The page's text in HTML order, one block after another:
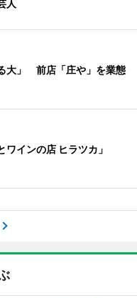
人
大」 前店「庄や」を業態
ワインの店 ヒラツカ」